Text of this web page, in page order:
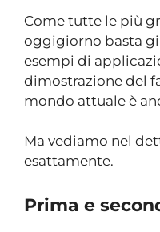
Come tutte le più
oggigiorno basta
esempi di
dimostrazione del
mondo attuale è
Ma vediamo nel
esattamente.
Prima e